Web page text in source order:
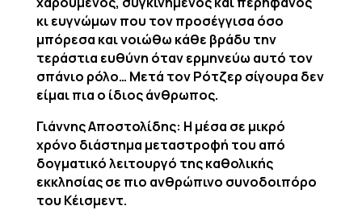
κι ευγνώμων που τον προσέγγισα όσο
μπόρεσα και νοιώθω κάθε βράδυ την
τεράστια ευθύνη όταν ερμηνεύω αυτό τον
σπάνιο ρόλο… Μετά τον Ρότζερ σίγουρα δεν
είμαι πια ο ίδιος άνθρωπος.
Γιάννης Αποστολίδης: Η μέσα σε μικρό
χρόνο διάστημα μεταστροφή του από
δογματικό λειτουργό της καθολικής
εκκλησίας σε πιο ανθρώπινο συνοδοιπόρο
του Κέισμεντ.